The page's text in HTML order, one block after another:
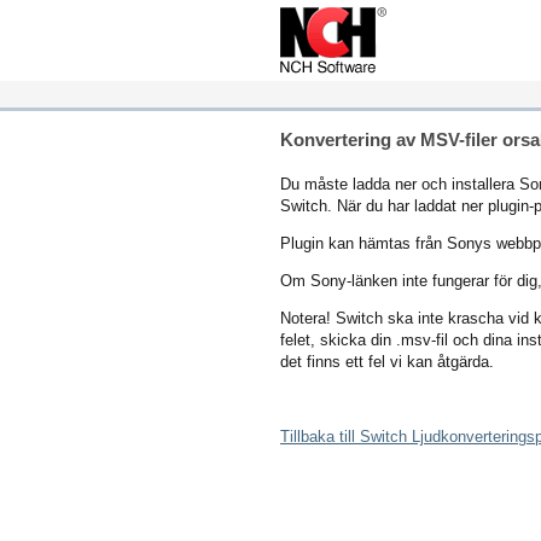
Konvertering av MSV-filer
Du måste ladda ner och installera
Switch. När du har laddat ner
Plugin kan hämtas från Sonys
Om Sony-länken inte fungerar för dig,
Notera! Switch ska inte krascha vid
felet, skicka din .msv-fil och dina
det finns ett fel vi kan åtgärda.
Tillbaka till Switch